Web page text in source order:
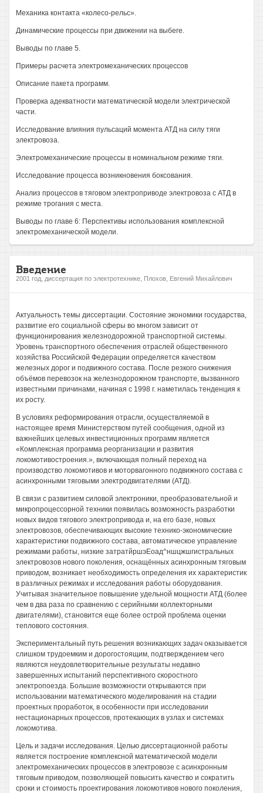
Механика контакта «колесо-рельс».
Динамические процессы при движении на выбеге.
Выводы по главе 5.
Примеры расчета электромеханических процессов
Описание пакета программ.
Проверка адекватности математической модели электрической
части.
Исследование влияния пульсаций момента АТД на силу тяги
электровоза.
Электромеханические процессы в номинальном режиме тяги.
Исследование процесса возникновения боксования.
Анализ процессов в тяговом электроприводе электровоза с АТД в
режиме трогания с места.
Выводы по главе 6: Перспективы использования комплексной
электромеханической модели.
Введение
2001 год, диссертация по электротехнике, Плохов, Евгений Михайлович
Актуальность темы диссертации. Состояние экономики государства,
развитие его социальной сферы во многом зависит от
функционирования железнодорожной транспортной системы.
Уровень транспортного обеспечения отраслей общественного
хозяйства Российской Федерации определяется качеством
железных дорог и подвижного состава. После резкого снижения
объёмов перевозок на железнодорожном транспорте, вызванного
известными причинами, начиная с 1998 г. наметилась тенденция к
их росту.
В условиях реформирования отрасли, осуществляемой в
настоящее время Министерством путей сообщения, одной из
важнейших целевых инвестиционных программ является
«Комплексная программа реорганизации и развития
локомотивостроения.», включающая полный переход на
производство локомотивов и моторвагонного подвижного состава с
асинхронными тяговыми электродвигателями (АТД).
В связи с развитием силовой электроники, преобразовательной и
микропроцессорной техники появилась возможность разработки
новых видов тягового электропривода и, на его базе, новых
электровозов, обеспечивающих высокие технико-экономические
характеристики подвижного состава, автоматическое управление
режимами работы, низкие затратйршэЕоад^ншцжшгистральных
электровозов нового поколения, оснащённых асинхронным тяговым
приводом, возникает необходимость определения их характеристик
в различных режимах и исследования работы оборудования.
Учитывая значительное повышение удельной мощности АТД (более
чем в два раза по сравнению с серийными коллекторными
двигателями), становится еще более острой проблема оценки
теплового состояния.
Экспериментальный путь решения возникающих задач оказывается
слишком трудоемким и дорогостоящим, подтверждением чего
являются неудовлетворительные результаты недавно
завершенных испытаний перспективного скоростного
электропоезда. Большие возможности открываются при
использовании математического моделирования на стадии
проектных проработок, в особенности при исследовании
нестационарных процессов, протекающих в узлах и системах
локомотива.
Цель и задачи исследования. Целью диссертационной работы
является построение комплексной математической модели
электромеханических процессов в электровозе с асинхронным
тяговым приводом, позволяющей повысить качество и сократить
сроки и стоимость проектирования локомотивов нового поколения,